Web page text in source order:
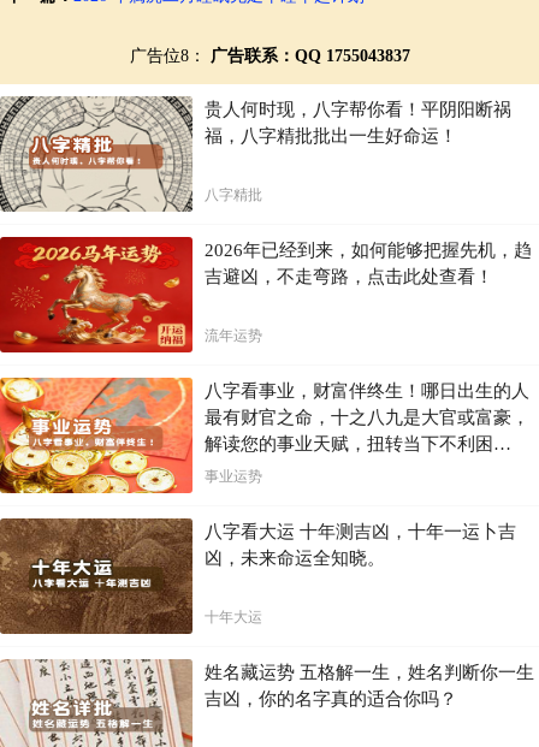
广告位8： 广告联系：QQ 1755043837
贵人何时现，八字帮你看！平阴阳断祸
福，八字精批批出一生好命运！
八字精批
2026年已经到来，如何能够把握先机，趋
吉避凶，不走弯路，点击此处查看！
流年运势
八字看事业，财富伴终生！哪日出生的人
最有财官之命，十之八九是大官或富豪，
解读您的事业天赋，扭转当下不利困
局！！
事业运势
八字看大运 十年测吉凶，十年一运卜吉
凶，未来命运全知晓。
十年大运
姓名藏运势 五格解一生，姓名判断你一生
吉凶，你的名字真的适合你吗？